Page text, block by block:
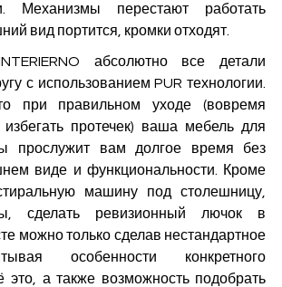
Механизмы перестают работать
вид портится, кромки отходят.
абсолютно все детали
с использованием PUR технологии.
при правильном уходе (вовремя
протечек) ваша мебель для
прослужит вам долгое время без
виде и функциональности. Кроме
машину под столешницу,
сделать ревизионный лючок в
можно только сделав нестандартное
особенности конкретного
это, а также возможность подобрать